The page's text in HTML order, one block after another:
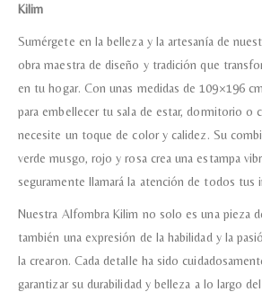
Kilim
Sumérgete en la belleza y la artesanía de
obra maestra de diseño y tradición que
en tu hogar. Con unas medidas de 109×196
para embellecer tu sala de estar, dormitorio o
necesite un toque de color y calidez. Su
verde musgo, rojo y rosa crea una estampa
seguramente llamará la atención de todos tus
Nuestra Alfombra Kilim no solo es una pieza
también una expresión de la habilidad y la
la crearon. Cada detalle ha sido
garantizar su durabilidad y belleza a lo largo
Acuerdo RGPD